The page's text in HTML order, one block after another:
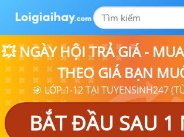
💥 NGÀY HỘI TRẢ GIÁ -
THEO GIÁ BẠN
🎯 LỚP 1-12 TẠI TUYENSINH247
BẮT ĐẦU SAU 1